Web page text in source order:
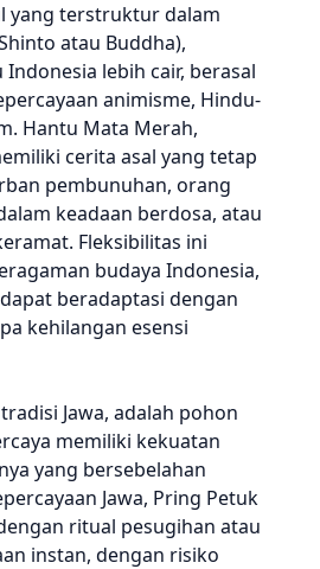
yang terstruktur dalam
atau Buddha),
lebih cair, berasal
animisme, Hindu-
Hantu Mata Merah,
cerita asal yang tetap
pembunuhan, orang
keadaan berdosa, atau
Fleksibilitas ini
budaya Indonesia,
beradaptasi dengan
kehilangan esensi
Jawa, adalah pohon
memiliki kekuatan
yang bersebelahan
Jawa, Pring Petuk
ritual pesugihan atau
instan, dengan risiko